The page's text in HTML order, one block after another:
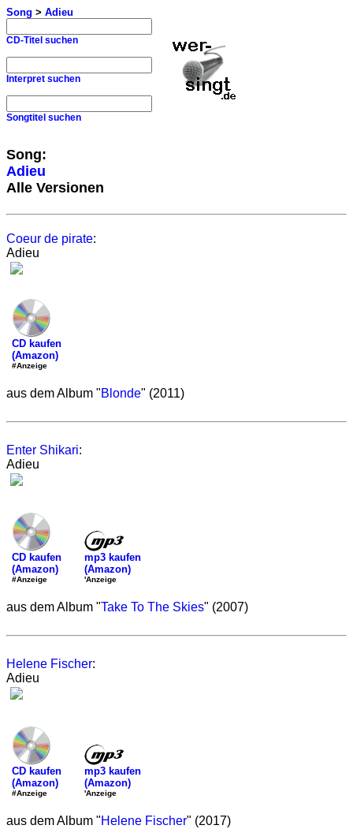
Song > Adieu
CD-Titel suchen
Interpret suchen
Songtitel suchen
Song:
Adieu
Alle Versionen
Coeur de pirate:
Adieu
CD kaufen
(Amazon)
#Anzeige
aus dem Album "Blonde" (2011)
Enter Shikari:
Adieu
CD kaufen
(Amazon)
#Anzeige
mp3 kaufen
(Amazon)
'Anzeige
aus dem Album "Take To The Skies" (2007)
Helene Fischer:
Adieu
CD kaufen
(Amazon)
#Anzeige
mp3 kaufen
(Amazon)
'Anzeige
aus dem Album "Helene Fischer" (2017)